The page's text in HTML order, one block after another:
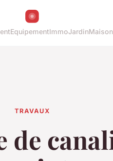
EquipementImmoJardinMaison
TRAVAUX
de